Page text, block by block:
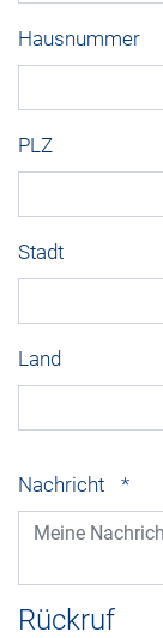
Hausnummer
PLZ
Stadt
Land
Nachricht *
Rückruf